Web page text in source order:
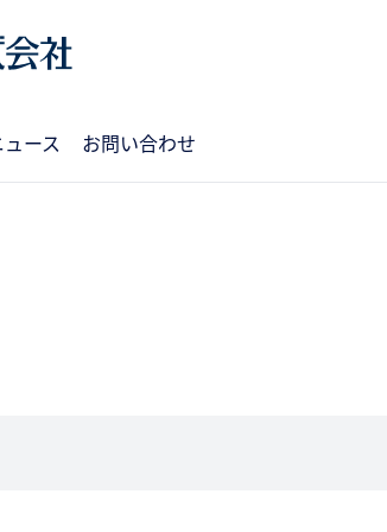
ュース お問い合わせ